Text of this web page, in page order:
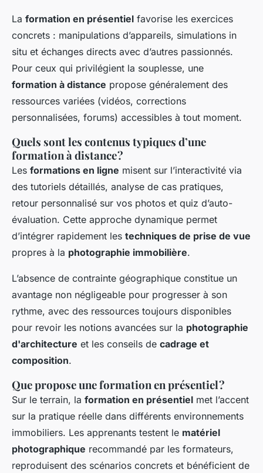
La formation en présentiel favorise les exercices
concrets : manipulations d’appareils, simulations in
situ et échanges directs avec d’autres passionnés.
Pour ceux qui privilégient la souplesse, une
formation à distance propose généralement des
ressources variées (vidéos, corrections
personnalisées, forums) accessibles à tout moment.
Quels sont les contenus typiques d’une
formation à distance ?
Les formations en ligne misent sur l’interactivité via
des tutoriels détaillés, analyse de cas pratiques,
retour personnalisé sur vos photos et quiz d’auto-
évaluation. Cette approche dynamique permet
d’intégrer rapidement les techniques de prise de vue
propres à la photographie immobilière.
L’absence de contrainte géographique constitue un
avantage non négligeable pour progresser à son
rythme, avec des ressources toujours disponibles
pour revoir les notions avancées sur la photographie
d'architecture et les conseils de cadrage et
composition.
Que propose une formation en présentiel ?
Sur le terrain, la formation en présentiel met l’accent
sur la pratique réelle dans différents environnements
immobiliers. Les apprenants testent le matériel
photographique recommandé par les formateurs,
reproduisent des scénarios concrets et bénéficient de